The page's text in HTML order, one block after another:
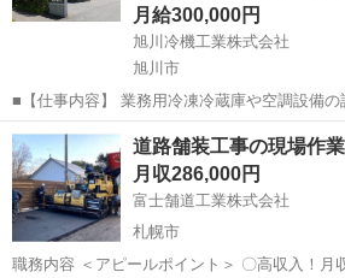
月給300,000円
旭川冷機工業株式会社
旭川市
■【仕事内容】 業務用冷凍冷蔵庫や空調設備
工事全般です。 →具体的には ◆設置・配線作業 図面をもとに、業務
用冷蔵庫の 電源・制御配線の引き込みを遂行。 ◆計装・接続 空調
冷暖房設備の計装工...
北海道 旭川市 その他
道路舗装工事の現場作
月収286,000円
富士舗道工業株式会社
札幌市
職務内容 ＜アピールポイント＞ 〇高収入！月